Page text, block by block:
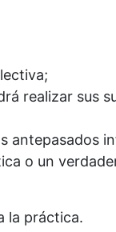
realizar sus
antepasados
o un
la práctica.